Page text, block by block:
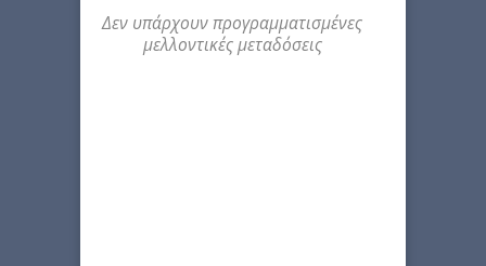
Δεν υπάρχουν προγραμματισμένες
μελλοντικές μεταδόσεις